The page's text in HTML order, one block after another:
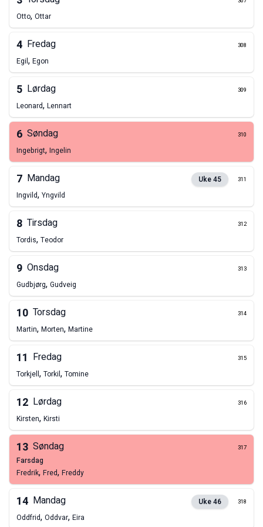
Otto, Ottar
4 Fredag 308
Egil, Egon
5 Lørdag 309
Leonard, Lennart
6 Søndag 310
Ingebrigt, Ingelin
7 Mandag Uke45 311
Ingvild, Yngvild
8 Tirsdag 312
Tordis, Teodor
9 Onsdag 313
Gudbjørg, Gudveig
10 Torsdag 314
Martin, Morten, Martine
11 Fredag 315
Torkjell, Torkil, Tomine
12 Lørdag 316
Kirsten, Kirsti
13 Søndag 317
farsdag
Fredrik, Fred, Freddy
14 Mandag Uke46 318
Oddfrid, Oddvar, Eira